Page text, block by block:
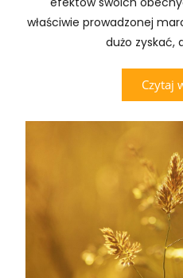
właściwie prowadzonej
dużo zyskać,
Czytaj